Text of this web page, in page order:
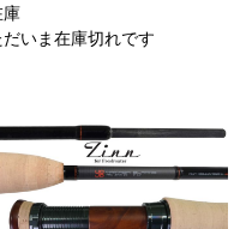
庫
だいま在庫切れです